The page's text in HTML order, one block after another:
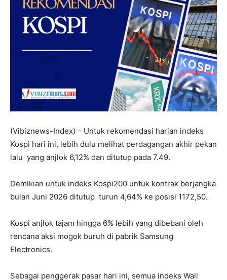
(Vibiznews-Index) – Untuk rekomendasi harian indeks
Kospi hari ini, lebih dulu melihat perdagangan akhir pekan
lalu yang anjlok 6,12% dan ditutup pada 7.49.
Demikian untuk indeks Kospi200 untuk kontrak berjangka
bulan Juni 2026 ditutup turun 4,64% ke posisi 1172,50.
Kospi anjlok tajam hingga 6% lebih yang dibebani oleh
rencana aksi mogok buruh di pabrik Samsung
Electronics.
Sebagai penggerak pasar hari ini, semua indeks Wall